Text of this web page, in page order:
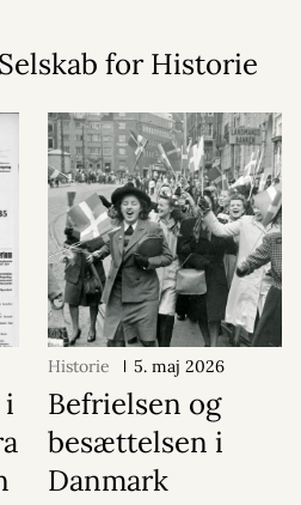
for Historie
i
Historie 5. maj 2026
Befrielsen og
besættelsen i
Danmark